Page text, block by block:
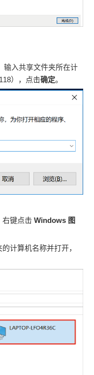
输入共享文件夹所在计
），点击确定。
右键点击Windows 图
计算机名称并打开，